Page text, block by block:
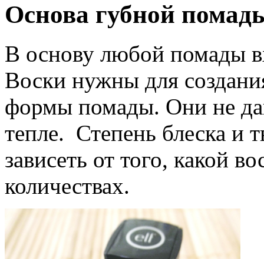
Основа губной
В основу любой помады
Воски нужны для
формы помады. Они не
тепле. Степень блеска и
зависеть от того, какой
количествах.